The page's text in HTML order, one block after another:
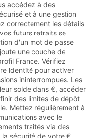
accédez à des
et à une gestion
correctement les détails
futurs retraits se
d'un mot de passe
une couche de
France. Vérifiez
identité pour activer
ininterrompues. Les
solde dans €, accéder
des limites de dépôt
Mettez régulièrement à
avec le
traités via des
sécurité de votre €.